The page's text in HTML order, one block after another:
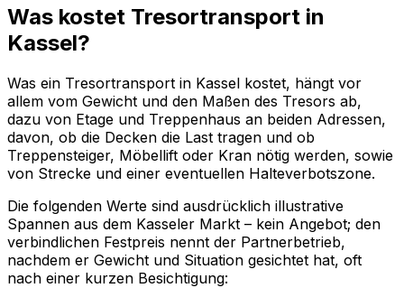
Was kostet Tresortransport in
Kassel?
Was ein Tresortransport in Kassel kostet, hängt vor
allem vom Gewicht und den Maßen des Tresors ab,
dazu von Etage und Treppenhaus an beiden Adressen,
davon, ob die Decken die Last tragen und ob
Treppensteiger, Möbellift oder Kran nötig werden, sowie
von Strecke und einer eventuellen Halteverbotszone.
Die folgenden Werte sind ausdrücklich illustrative
Spannen aus dem Kasseler Markt – kein Angebot; den
verbindlichen Festpreis nennt der Partnerbetrieb,
nachdem er Gewicht und Situation gesichtet hat, oft
nach einer kurzen Besichtigung: